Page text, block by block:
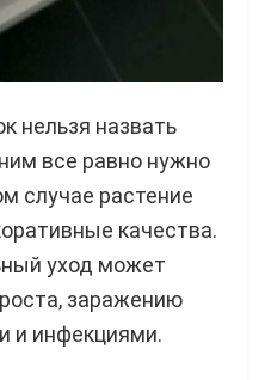
нельзя назвать
все равно нужно
случае растение
качества.
уход может
заражению
и инфекциями.